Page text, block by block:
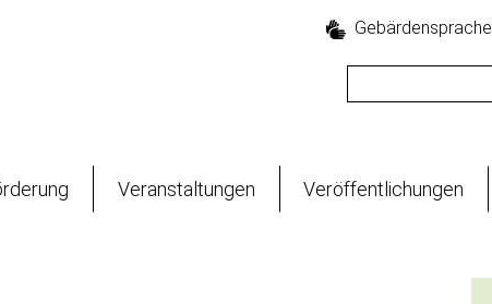
Gebärdensprache
Veranstaltungen Veröffentlichungen